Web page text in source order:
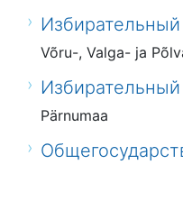
Võru-, Valga- ja
Pärnumaa